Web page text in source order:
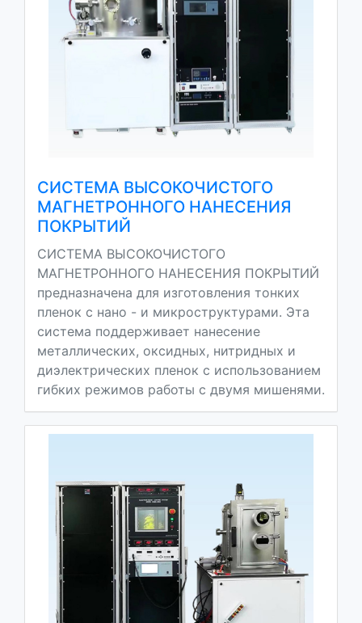
СИСТЕМА ВЫСОКОЧИСТОГО
МАГНЕТРОННОГО НАНЕСЕНИЯ
ПОКРЫТИЙ
СИСТЕМА ВЫСОКОЧИСТОГО
МАГНЕТРОННОГО НАНЕСЕНИЯ ПОКРЫТИЙ
предназначена для изготовления тонких
пленок с нано - и микроструктурами. Эта
система поддерживает нанесение
металлических, оксидных, нитридных и
диэлектрических пленок с использованием
гибких режимов работы с двумя мишенями.